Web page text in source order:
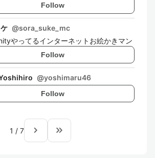
Follow
@sora_suke_mc
やってるインターネットお絵かきマン
Follow
@yoshimaru46
Follow
1 / 7 navigate_next keyboard_double_arrow_right